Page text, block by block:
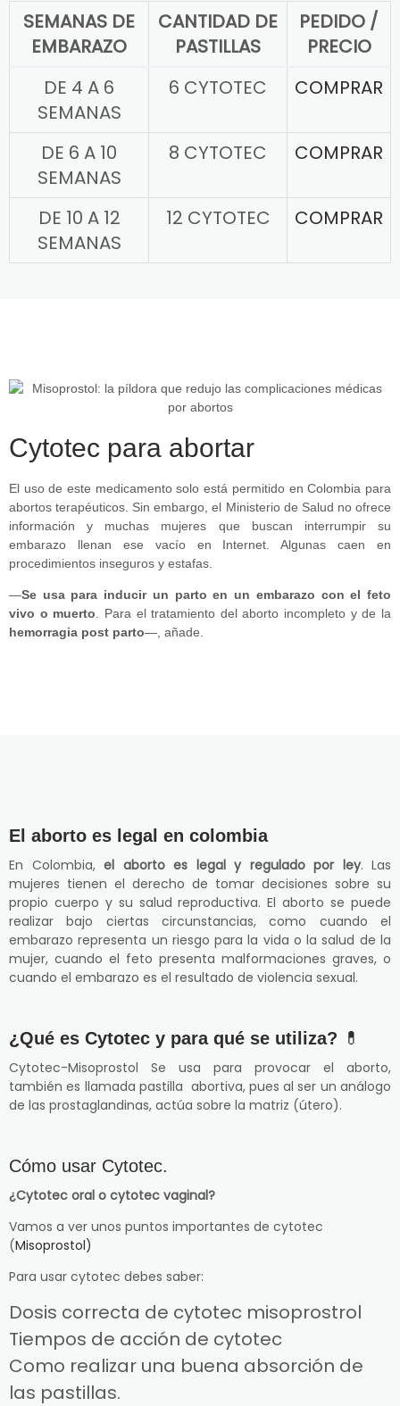
SEMANAS DE
EMBARAZO
CANTIDAD DE
PASTILLAS
PEDIDO /
PRECIO
DE 4 A 6
SEMANAS
6 CYTOTEC COMPRAR
DE 6 A 10
SEMANAS
8 CYTOTEC COMPRAR
DE 10 A 12
SEMANAS
12 CYTOTEC COMPRAR
Cytotec para abortar
El uso de este medicamento solo está permitido en Colombia para
abortos terapéuticos. Sin embargo, el Ministerio de Salud no ofrece
información y muchas mujeres que buscan interrumpir su
embarazo llenan ese vacío en Internet. Algunas caen en
procedimientos inseguros y estafas.
—Se usa para inducir un parto en un embarazo con el feto
vivo o muerto . Para el tratamiento del aborto incompleto y de la
hemorragia post parto—, añade.
El aborto es legal en colombia
En Colombia, el aborto es legal y regulado por ley. Las
mujeres tienen el derecho de tomar decisiones sobre su
propio cuerpo y su salud reproductiva. El aborto se puede
realizar bajo ciertas circunstancias, como cuando el
embarazo representa un riesgo para la vida o la salud de la
mujer, cuando el feto presenta malformaciones graves, o
cuando el embarazo es el resultado de violencia sexual.
¿Qué es Cytotec y para qué se utiliza? 💊
Cytotec-Misoprostol Se usa para provocar el aborto,
también es llamada pastilla abortiva, pues al ser un análogo
de las prostaglandinas, actúa sobre la matriz (útero).
Cómo usar Cytotec.
¿Cytotec oral o cytotec vaginal?
Vamos a ver unos puntos importantes de cytotec
(Misoprostol)
Para usar cytotec debes saber:
Dosis correcta de cytotec misoprostrol
Tiempos de acción de cytotec
Como realizar una buena absorción de
las pastillas.